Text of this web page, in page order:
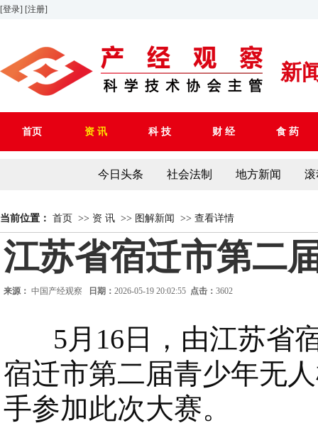
[登录] [注册]
新
首页 资 讯 科 技 财 经 食 药
今日头条 社会法制 地方新闻 滚
当前位置： 首页 >> 资 讯 >> 图解新闻 >> 查看详情
江苏省宿迁市第二
来源： 中国产经观察 日期： 2026-05-19 20:02:55 点击： 3602
5月16日，由江苏省宿
宿迁市第二届青少年无
手参加此次大赛。